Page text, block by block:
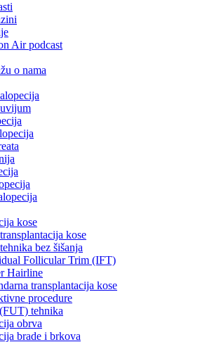
Air podcast
o nama
kose
kose
bez šišanja
Follicular Trim (IFT)
Hairline
transplantacija kose
procedure
tehnika
obrva
brade i brkova